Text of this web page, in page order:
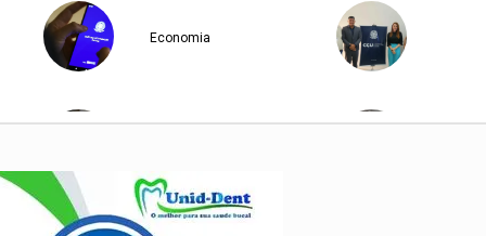
Economia